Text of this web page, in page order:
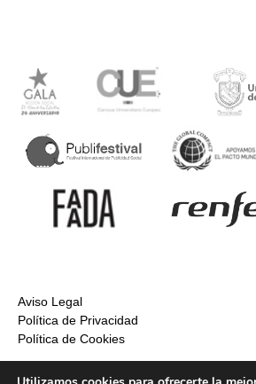
Aviso Legal
Política de Privacidad
Política de Cookies